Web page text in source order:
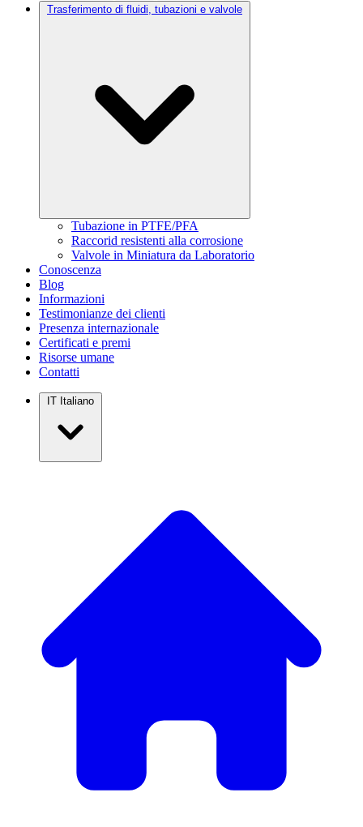
Trasferimento di fluidi, tubazioni e valvole
Tubazione in PTFE/PFA
Raccorid resistenti alla corrosione
Valvole in Miniatura da Laboratorio
Conoscenza
Blog
Informazioni
Testimonianze dei clienti
Presenza internazionale
Certificati e premi
Risorse umane
Contatti
IT Italiano